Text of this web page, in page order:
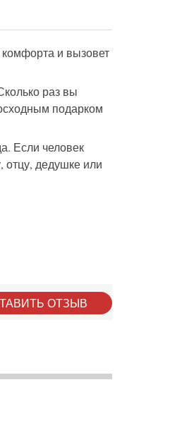
и вызовет
раз вы
подарком
Если человек
отцу, дедушке или
ОТЗЫВ